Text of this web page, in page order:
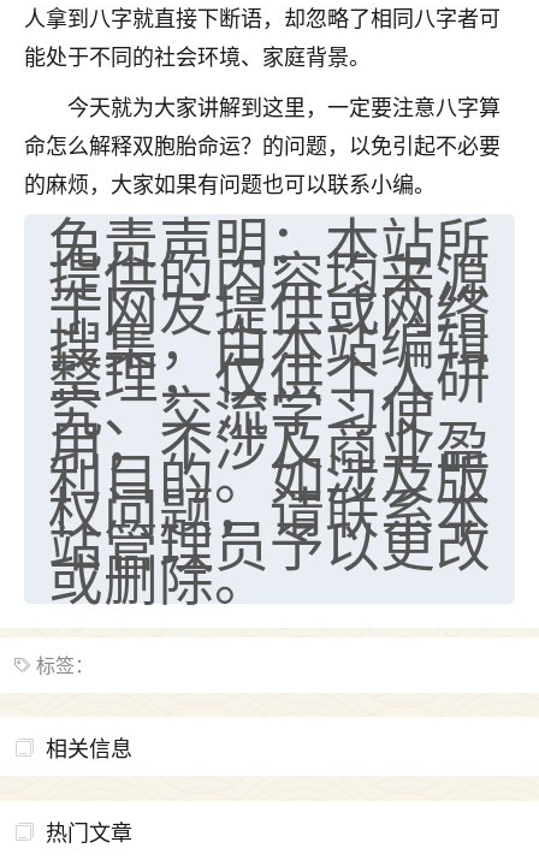
人拿到八字就直接下断语，却忽略了相同八字者可
能处于不同的社会环境、家庭背景。
今天就为大家讲解到这里，一定要注意八字算
命怎么解释双胞胎命运？的问题，以免引起不必要
的麻烦，大家如果有问题也可以联系小编。
免责声明：本站所
提供的内容均来源
于网友提供或网络
搜集，由本站编辑
整理，仅供个人研
究、交流学习使
用，不涉及商业盈
利目的。如涉及版
权问题，请联系本
站管理员予以更改
或删除。
标签：
相关信息
热门文章
优秀的张同学
老师收徒吗？？我对这些很感兴趣
2天前 来自山西 15